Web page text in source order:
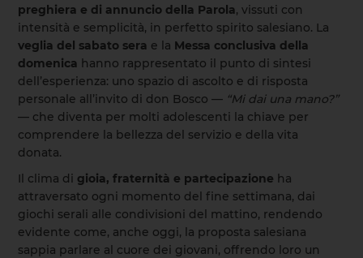
preghiera e di annuncio della Parola, vissuti con
intensità e semplicità, in perfetto spirito salesiano. La
veglia del sabato sera e la Messa conclusiva della
domenica hanno rappresentato il punto di sintesi
dell’esperienza: uno spazio di ascolto e di risposta
personale all’invito di don Bosco — “Mi dai una mano?”
— che diventa per molti adolescenti la chiave per
comprendere la bellezza del servizio e della vita
donata.
Il clima di gioia, fraternità e partecipazione ha
attraversato ogni momento del fine settimana, dai
giochi serali alle condivisioni del mattino, rendendo
evidente come, anche oggi, la proposta salesiana
sappia parlare al cuore dei giovani, offrendo loro un